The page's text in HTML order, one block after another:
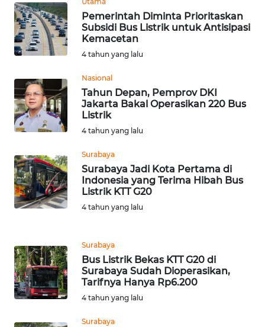
Pemerintah Diminta Prioritaskan
Subsidi Bus Listrik untuk Antisipasi
Kemacetan
4 tahun yang lalu
Nasional
Tahun Depan, Pemprov DKI
Jakarta Bakal Operasikan 220 Bus
Listrik
4 tahun yang lalu
Surabaya
Surabaya Jadi Kota Pertama di
Indonesia yang Terima Hibah Bus
Listrik KTT G20
4 tahun yang lalu
Surabaya
Bus Listrik Bekas KTT G20 di
Surabaya Sudah Dioperasikan,
Tarifnya Hanya Rp6.200
4 tahun yang lalu
Surabaya
WN
KALTARA
KALSEL
WN
KALTIM
WN
SULSEL
WN
WN
SULUT
WN
MALUKU